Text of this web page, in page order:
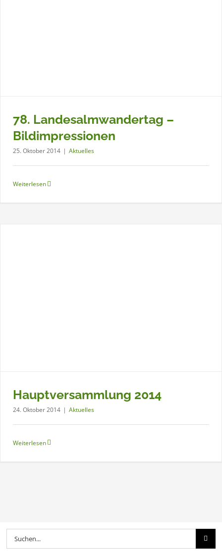
78. Landesalmwandertag –
Bildimpressionen
25. Oktober 2014 | Aktuelles
Weiterlesen
Hauptversammlung 2014
24. Oktober 2014 | Aktuelles
Weiterlesen
Suche
nach: